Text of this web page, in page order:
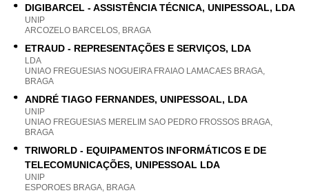
DIGIBARCEL - ASSISTÊNCIA TÉCNICA, UNIPESSOAL, LDA
UNIP
ARCOZELO BARCELOS, BRAGA
ETRAUD - REPRESENTAÇÕES E SERVIÇOS, LDA
LDA
UNIAO FREGUESIAS NOGUEIRA FRAIAO LAMACAES BRAGA,
BRAGA
ANDRÉ TIAGO FERNANDES, UNIPESSOAL, LDA
UNIP
UNIAO FREGUESIAS MERELIM SAO PEDRO FROSSOS BRAGA,
BRAGA
TRIWORLD - EQUIPAMENTOS INFORMÁTICOS E DE
TELECOMUNICAÇÕES, UNIPESSOAL LDA
UNIP
ESPOROES BRAGA, BRAGA